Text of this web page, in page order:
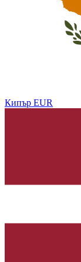
Кипър EUR